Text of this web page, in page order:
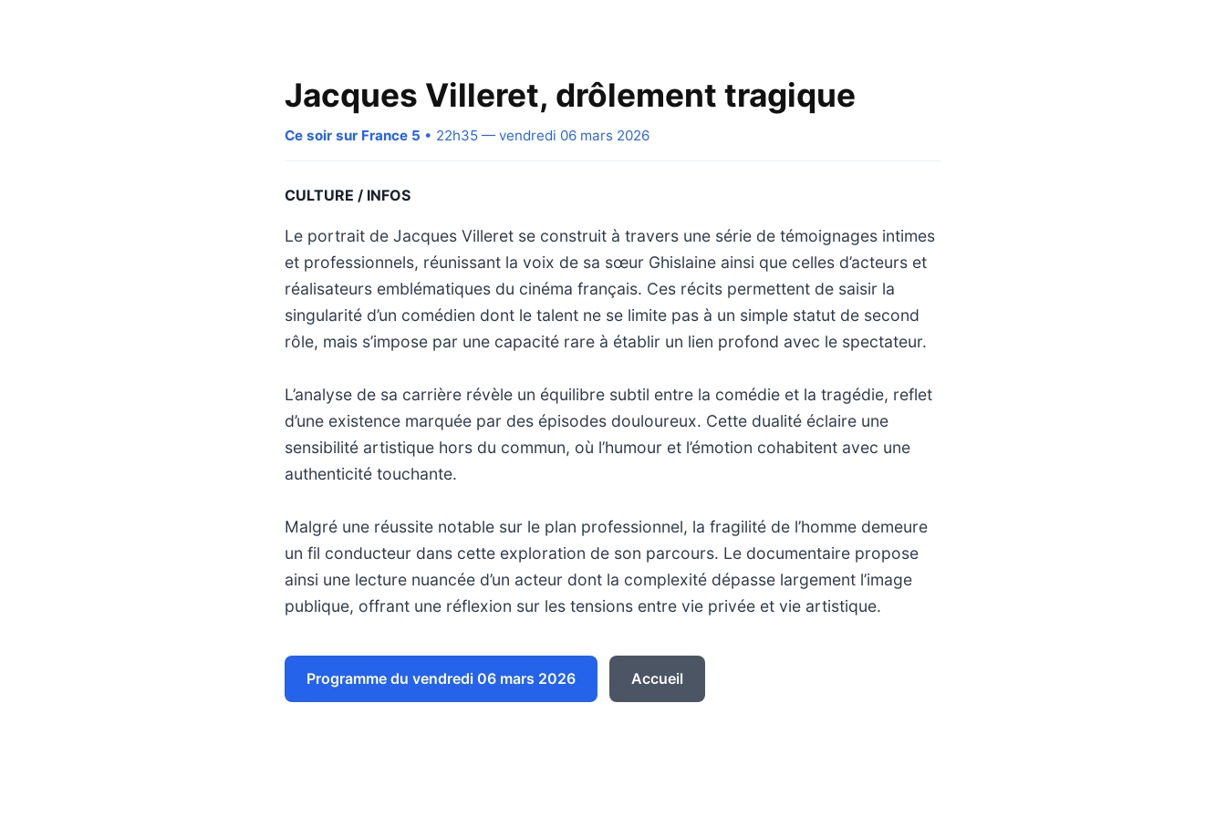
Jacques Villeret, drôlement tragique
Ce soir sur France 5 • 22h35 — vendredi 06 mars 2026
CULTURE / INFOS
Le portrait de Jacques Villeret se construit à travers une série de témoignages intimes
et professionnels, réunissant la voix de sa sœur Ghislaine ainsi que celles d’acteurs et
réalisateurs emblématiques du cinéma français. Ces récits permettent de saisir la
singularité d’un comédien dont le talent ne se limite pas à un simple statut de second
rôle, mais s’impose par une capacité rare à établir un lien profond avec le spectateur.
L’analyse de sa carrière révèle un équilibre subtil entre la comédie et la tragédie, reflet
d’une existence marquée par des épisodes douloureux. Cette dualité éclaire une
sensibilité artistique hors du commun, où l’humour et l’émotion cohabitent avec une
authenticité touchante.
Malgré une réussite notable sur le plan professionnel, la fragilité de l’homme demeure
un fil conducteur dans cette exploration de son parcours. Le documentaire propose
ainsi une lecture nuancée d’un acteur dont la complexité dépasse largement l’image
publique, offrant une réflexion sur les tensions entre vie privée et vie artistique.
Programme du vendredi 06 mars 2026 Accueil